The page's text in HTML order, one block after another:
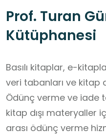
Prof. Turan
Kütüphanesi
Basılı kitaplar, e-
veri tabanları ve kitap
Ödünç verme ve iade
kitap dışı materyaller
arası ödünç verme